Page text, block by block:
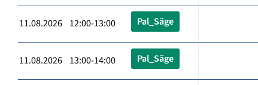
11.08.2026 12:00-13:00 Pal_Säge
11.08.2026 13:00-14:00 Pal_Säge